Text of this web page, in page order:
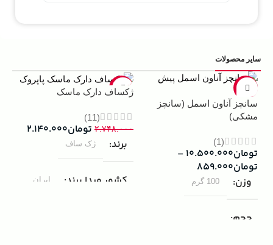
سایر محصولات
-13%
سانچز آناون اسمل (سانچز
مشکی)
(1)
تومان۱۰.۵۰۰.۰۰۰ –
تومان۸۵۹.۰۰۰
وزن
100 گرم
حجم
-22%
ژکساف دارک ماسک
(11)
۲.۷۴۸.۰۰۰ تومان۲.۱۴۰.۰۰۰
برند
ژک ساف
کشور مبدا برند ایران